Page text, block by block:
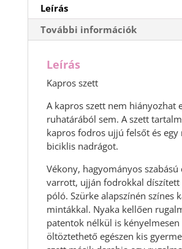
Leírás
További információk
Leírás
Kapros szett
A kapros szett nem hiányozhat
ruhatárából sem. A szett
kapros fodros ujjú felsőt és egy
biciklis nadrágot.
Vékony, hagyományos szabású
varrott, ujján fodrokkal díszített
póló. Szürke alapszínén színes
mintákkal. Nyaka kellően
patentok nélkül is kényelmesen
öltöztethető egészen kis